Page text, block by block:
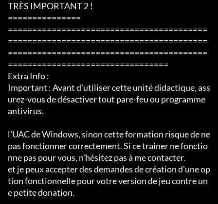
TRÈS IMPORTANT 2 !
===============
=========================================
=========================================
=========================================
=================================
Extra Info :
Important : Avant d'utiliser cette unité didactique, ass
urez-vous de désactiver tout pare-feu ou programme
antivirus.
l'UAC de Windows, sinon cette formation risque de ne
pas fonctionner correctement. Si ce trainer ne fonctio
nne pas pour vous, n'hésitez pas à me contacter.
et je peux accepter des demandes de création d'une op
tion fonctionnelle pour votre version de jeu contre un
e petite donation.